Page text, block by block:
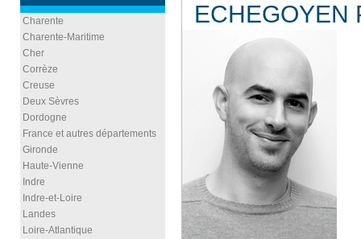
Charente
Charente-Maritime
Cher
Corrèze
Creuse
Deux Sèvres
Dordogne
France et autres départements
Gironde
Haute-Vienne
Indre
Indre-et-Loire
Landes
Loire-Atlantique
ECHEGOYEN